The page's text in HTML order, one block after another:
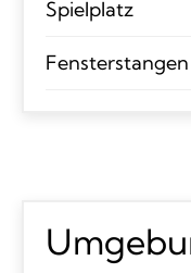
Spielplatz
Fensterstangen